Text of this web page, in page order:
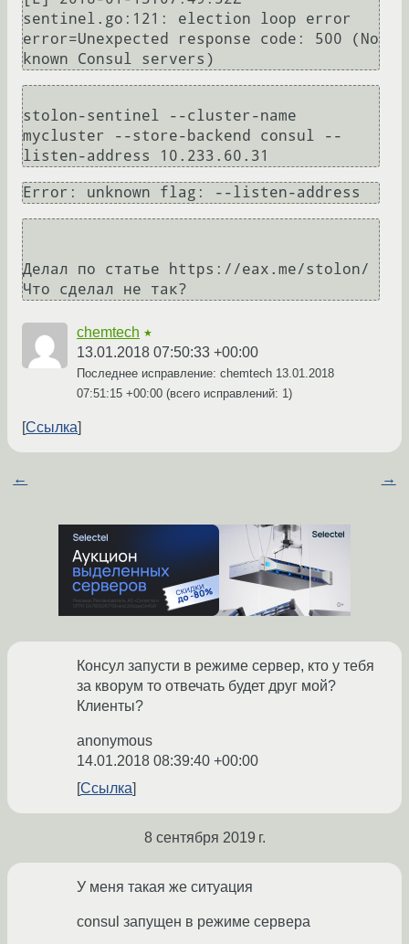
sentinel.go:121: election loop error
error=Unexpected response code: 500 (No
stolon-sentinel --cluster-name
mycluster --store-backend consul --
Делал по статье https://eax.me/stolon/
Что сделал не так?
chemtech ★
13.01.2018 07:50:33 +00:00
Последнее исправление: chemtech 13.01.2018
07:51:15 +00:00 (всего исправлений: 1)
Ссылка
← →
Консул запусти в режиме сервер, кто у тебя
за кворум то отвечать будет друг мой?
Клиенты?
anonymous
14.01.2018 08:39:40 +00:00
Ссылка
8 сентября 2019 г.
У меня такая же ситуация
consul запущен в режиме сервера